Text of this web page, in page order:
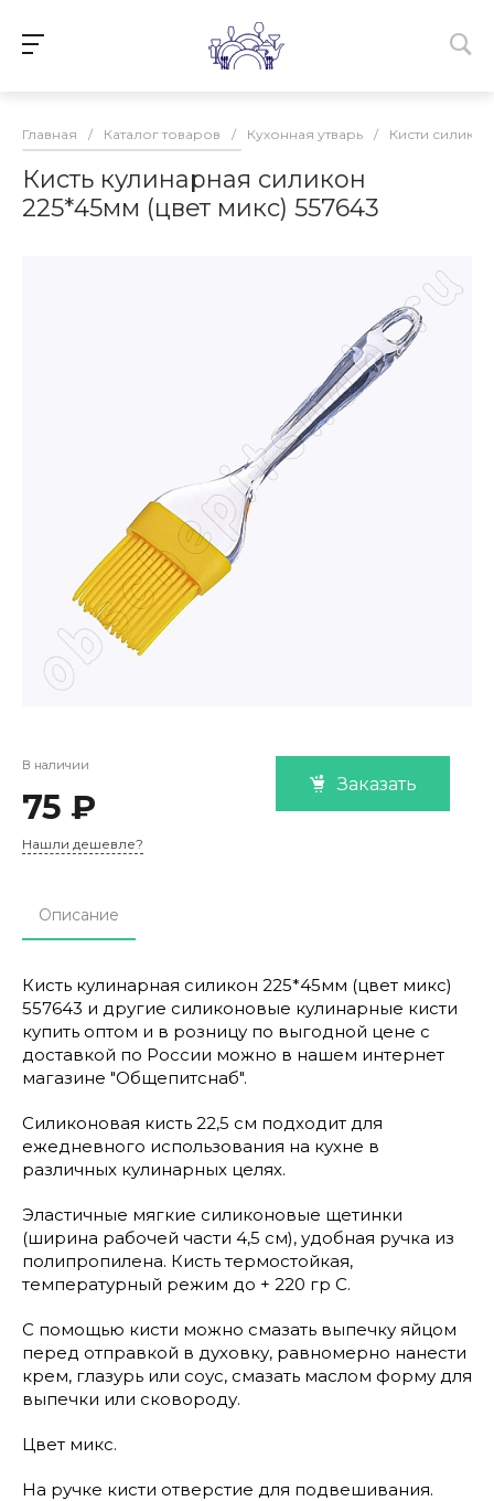
Главная / Каталог товаров / Кухонная утварь / Кисти
Кисть кулинарная силикон
225*45мм (цвет микс) 557643
В наличии
75 ₽
Заказать
Нашли дешевле?
Описание
Кисть кулинарная силикон 225*45мм (цвет микс)
557643 и другие силиконовые кулинарные кисти
купить оптом и в розницу по выгодной цене с
доставкой по России можно в нашем интернет
магазине "Общепитснаб".
Силиконовая кисть 22,5 см подходит для
ежедневного использования на кухне в
различных кулинарных целях.
Эластичные мягкие силиконовые щетинки
(ширина рабочей части 4,5 см), удобная ручка из
полипропилена. Кисть термостойкая,
температурный режим до + 220 гр С.
С помощью кисти можно смазать выпечку яйцом
перед отправкой в духовку, равномерно нанести
крем, глазурь или соус, смазать маслом форму для
выпечки или сковороду.
Цвет микс.
На ручке кисти отверстие для подвешивания.